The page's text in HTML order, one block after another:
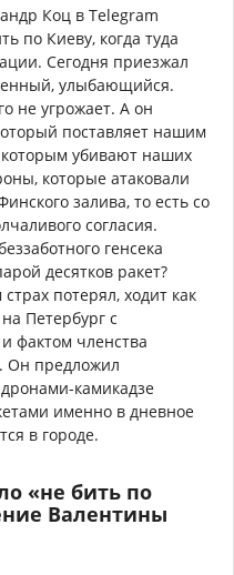
Коц в Telegram
по Киеву, когда туда
Сегодня приезжал
улыбающийся.
не угрожает. А он
поставляет нашим
убивают наших
которые атаковали
залива, то есть со
согласия.
генсека
десятков ракет?
потерял, ходит как
Петербург с
фактом членства
Он предложил
камикадзе
именно в дневное
в городе.
«не бить по
Валентины